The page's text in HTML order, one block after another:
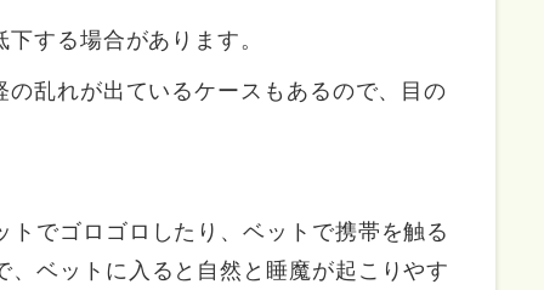
する場合があります。
乱れが出ているケースもあるので、目の
でゴロゴロしたり、ベットで携帯を触る
ベットに入ると自然と睡魔が起こりやす